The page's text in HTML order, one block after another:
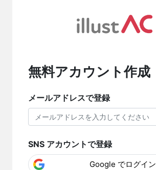
無料アカウント作成
メールアドレスで登録
SNS アカウントで登録
Google でログイン